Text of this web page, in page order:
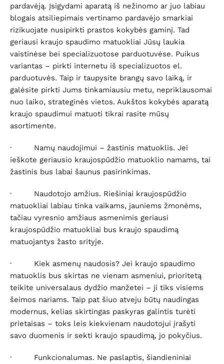
pardavėją. Įsigydami aparatą iš nežinomo ar juo labiau
blogais atsiliepimais vertinamo pardavėjo smarkiai
rizikuojate nusipirkti prastos kokybės gaminį. Tad
geriausi kraujo spaudimo matuokliai Jūsų laukia
vaistinėse bei specializuotose parduotuvėse. Puikus
variantas – pirkti internetu iš specializuotos el.
parduotuvės. Taip ir taupysite brangų savo laiką, ir
galėsite pirkti Jums tinkamiausiu metu, nepriklausomai
nuo laiko, strateginės vietos. Aukštos kokybės aparatą
kraujo spaudimui matuoti tikrai rasite mūsų
asortimente.
· Namų naudojimui – žastinis matuoklis. Jei
ieškote geriausio kraujospūdžio matuoklio namams, tai
žastinis bus labai šaunus pasirinkimas.
· Naudotojo amžius. Riešiniai kraujospūdžio
matuokliai labiau tinka vaikams, jauniems žmonėms,
tačiau vyresnio amžiaus asmenimis geriausi
kraujospūdžio matuokliai bus kraujo spaudimą
matuojantys žasto srityje.
· Kiek asmenų naudosis? Jei kraujo spaudimo
matuoklis bus skirtas ne vienam asmeniui, prioritetą
teikite universalaus dydžio manžetei – ji tiks visiems
šeimos nariams. Taip pat šiuo atveju būtų naudingas
modernus, kelias skirtingas paskyras galintis turėti
prietaisas – toks leis kiekvienam naudotojui įrašyti
savo duomenis ir sekti kraujo spaudimą, jo pokyčius.
· Funkcionalumas. Ne paslaptis, šiandieniniai